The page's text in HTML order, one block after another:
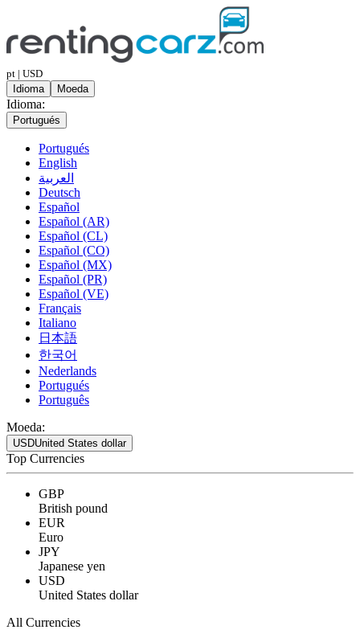
pt | USD
Idioma
Moeda
Idioma:
Portugués
Portugués
English
العربية
Deutsch
Español
Español (AR)
Español (CL)
Español (CO)
Español (MX)
Español (PR)
Español (VE)
Français
Italiano
日本語
한국어
Nederlands
Portugués
Português
Moeda:
USDUnited States dollar
Top Currencies
GBP
British pound
EUR
Euro
JPY
Japanese yen
USD
United States dollar
All Currencies